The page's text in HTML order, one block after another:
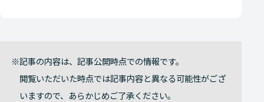
記事の内容は、記事公開時点での情報です。
閲覧いただいた時点では記事内容と異なる可能性がござ
いますので、あらかじめご了承ください。